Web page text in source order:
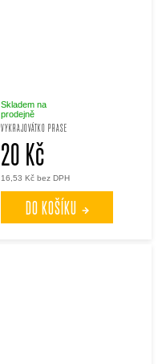
VYKRAJOVÁTKO PRASE
Skladem na
prodejně
16,53 Kč bez DPH
20 Kč
DO KOŠÍKU